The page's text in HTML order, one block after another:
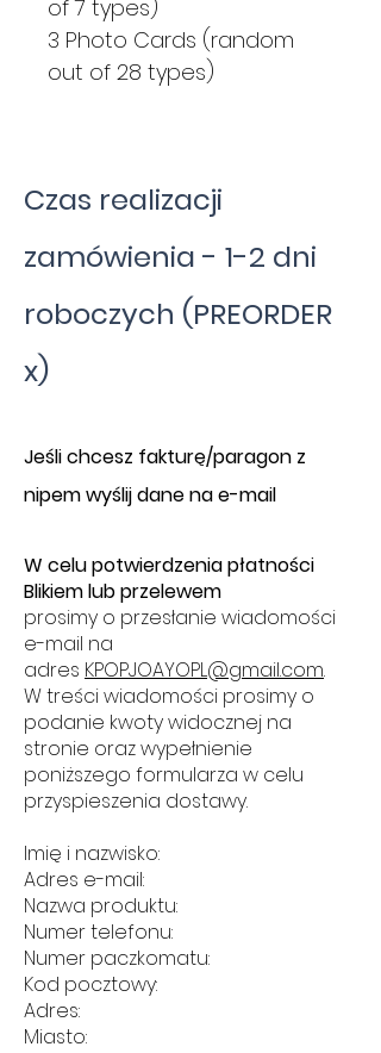
of 7 types)
3 Photo Cards (random
out of 28 types)
Czas realizacji
zamówienia - 1-2 dni
roboczych (PREORDER
x)
​Jeśli chcesz fakturę/paragon z
nipem wyślij dane na e-mail
W celu potwierdzenia płatności
Blikiem lub przelewem
prosimy o przesłanie wiadomości
e-mail na
adres KPOPJOAYOPL@gmail.com.
W treści wiadomości prosimy o
podanie kwoty widocznej na
stronie oraz wypełnienie
poniższego formularza w celu
przyspieszenia dostawy.
Imię i nazwisko:
Adres e-mail:
Nazwa produktu:
Numer telefonu:
Numer paczkomatu:
Kod pocztowy:
Adres:
Miasto: